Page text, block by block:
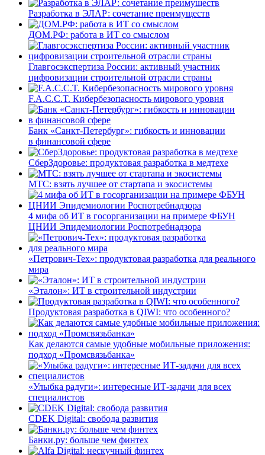
Разработка в ЭЛАР: сочетание преимуществ
ДОМ.РФ: работа в ИТ со смыслом
Главгосэкспертиза России: активный участник
цифровизации строительной отрасли страны
F.A.C.C.T. Кибербезопасность мирового уровня
Банк «Санкт-Петербург»: гибкость и инновации
в финансовой сфере
СберЗдоровье: продуктовая разработка в медтехе
МТС: взять лучшее от стартапа и экосистемы
4 мифа об ИТ в госорганизации на примере ФБУН
ЦНИИ Эпидемиологии Роспотребнадзора
«Петрович-Тех»: продуктовая разработка для реального
мира
«Эталон»: ИТ в строительной индустрии
Продуктовая разработка в QIWI: что особенного?
Как делаются самые удобные мобильные приложения:
подход «Промсвязьбанка»
«Улыбка радуги»: интересные ИТ-задачи для всех
специалистов
CDEK Digital: свобода развития
Банки.ру: больше чем финтех